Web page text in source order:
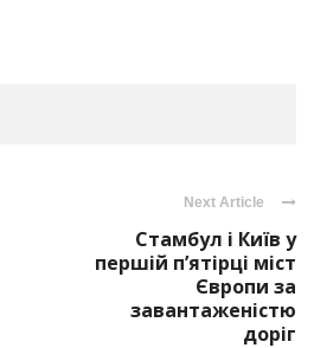
Next Article
Стамбул і Київ у
першій п’ятірці міст
Європи за
завантаженістю
доріг